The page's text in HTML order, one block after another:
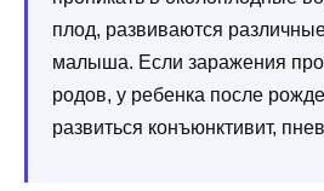
плод, развиваются
малыша. Если заражения
родов, у ребенка после
развиться конъюнктивит,